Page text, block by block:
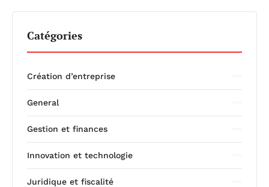
Catégories
Création d’entreprise
General
Gestion et finances
Innovation et technologie
Juridique et fiscalité